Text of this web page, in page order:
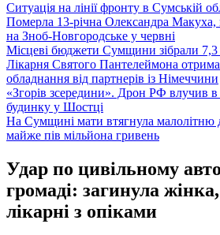
Ситуація на лінії фронту в Сумській
Померла 13-річна Олександра Макуха,
на Зноб-Новгородське у червні
Місцеві бюджети Сумщини зібрали
Лікарня Святого Пантелеймона
обладнання від партнерів із Німеччини
«Згорів зсередини». Дрон РФ влучив
будинку у Шостці
На Сумщині мати втягнула малолітню
майже пів мільйона гривень
Удар по цивільному
громаді: загинула
лікарні з опіками